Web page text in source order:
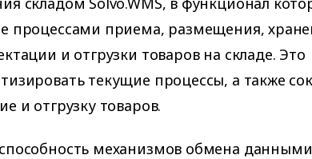
процессами приема, размещения,
и отгрузки товаров на складе. Это
текущие процессы, а также
и отгрузку товаров.
механизмов обмена